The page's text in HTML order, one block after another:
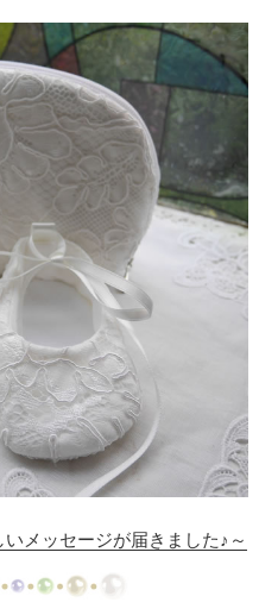
ドレス付きのベビード
ーチとフォトスタン
オーガンジーのベビー
レースの幸せベビード
フリルのベビードレス
リルのベビードレス
スのベビードレス＆お
なぐベビードレス
きのタキシード風ベビ
メッセージが届きました♪～